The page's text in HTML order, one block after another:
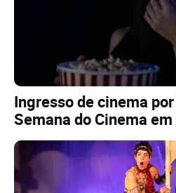
Ingresso de cinema
Semana do Cinema